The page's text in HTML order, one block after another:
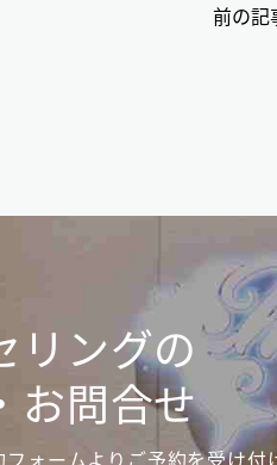
前の記
リングの
お問合せ
ォームより ご予約を受け付